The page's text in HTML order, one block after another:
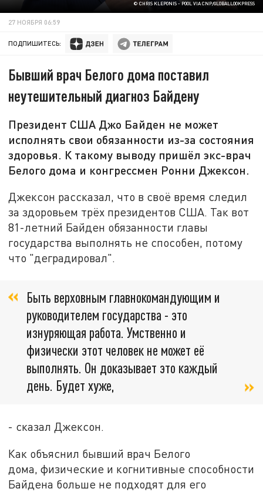
© CHRIS KLEPONIS - POOL VIA CNP/GLOBALLOOKPRESS
27 НОЯБРЯ 06:59
ПОДПИШИТЕСЬ:
Бывший врач Белого дома поставил
неутешительный диагноз Байдену
Президент США Джо Байден не может
исполнять свои обязанности из-за состояния
здоровья. К такому выводу пришёл экс-врач
Белого дома и конгрессмен Ронни Джексон.
Джексон рассказал, что в своё время следил
за здоровьем трёх президентов США. Так вот
81-летний Байден обязанности главы
государства выполнять не способен, потому
что "деградировал".
Быть верховным главнокомандующим и
руководителем государства - это
изнуряющая работа. Умственно и
физически этот человек не может её
выполнять. Он доказывает это каждый
день. Будет хуже,
- сказал Джексон.
Как объяснил бывший врач Белого
дома, физические и когнитивные способности
Байдена больше не подходят для его